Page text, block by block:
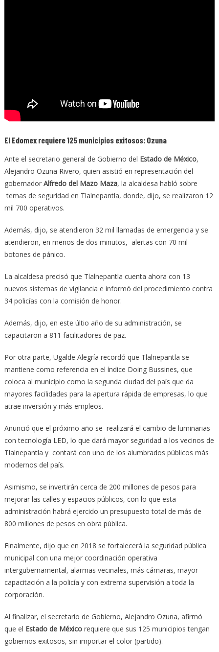
El Edomex requiere 125 municipios exitosos: Ozuna
Ante el secretario general de Gobierno del Estado de México,
Alejandro Ozuna Rivero, quien asistió en representación del
gobernador Alfredo del Mazo Maza, la alcaldesa habló sobre
temas de seguridad en Tlalnepantla, donde, dijo, se realizaron 12
mil 700 operativos.
Además, dijo, se atendieron 32 mil llamadas de emergencia y se
atendieron, en menos de dos minutos, alertas con 70 mil
botones de pánico.
La alcaldesa precisó que Tlalnepantla cuenta ahora con 13
nuevos sistemas de vigilancia e informó del procedimiento contra
34 policías con la comisión de honor.
Además, dijo, en este últio año de su administración, se
capacitaron a 811 facilitadores de paz.
Por otra parte, Ugalde Alegría recordó que Tlalnepantla se
mantiene como referencia en el índice Doing Bussines, que
coloca al municipio como la segunda ciudad del país que da
mayores facilidades para la apertura rápida de empresas, lo que
atrae inversión y más empleos.
Anunció que el próximo año se realizará el cambio de luminarias
con tecnología LED, lo que dará mayor seguridad a los vecinos de
Tlalnepantla y contará con uno de los alumbrados públicos más
modernos del país.
Asimismo, se invertirán cerca de 200 millones de pesos para
mejorar las calles y espacios públicos, con lo que esta
administración habrá ejercido un presupuesto total de más de
800 millones de pesos en obra pública.
Finalmente, dijo que en 2018 se fortalecerá la seguridad pública
municipal con una mejor coordinación operativa
intergubernamental, alarmas vecinales, más cámaras, mayor
capacitación a la policía y con extrema supervisión a toda la
corporación.
Al finalizar, el secretario de Gobierno, Alejandro Ozuna, afirmó
que el Estado de Méxicorequiere que sus 125 municipios tengan
gobiernos exitosos, sin importar el color (partido).